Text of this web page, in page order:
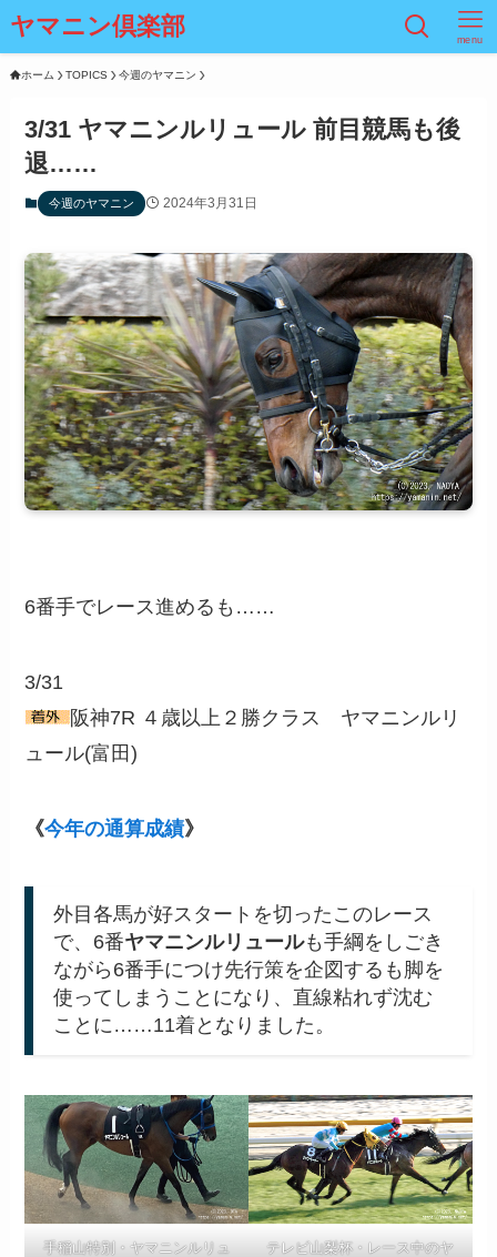
ヤマニン倶楽部 menu
ホーム TOPICS 今週のヤマニン
3/31 ヤマニンルリュール 前目競馬も後
退……
今週のヤマニン 2024年3月31日
6番手でレース進めるも……
3/31
阪神7R ４歳以上２勝クラス ヤマニンルリ
ュール(富田)
《今年の通算成績》
外目各馬が好スタートを切ったこのレース
で、6番ヤマニンルリュールも手綱をしごき
ながら6番手につけ先行策を企図するも脚を
使ってしまうことになり、直線粘れず沈む
ことに……11着となりました。
手稲山特別・ヤマニンルリュ
テレビ山梨杯・レース中のヤ